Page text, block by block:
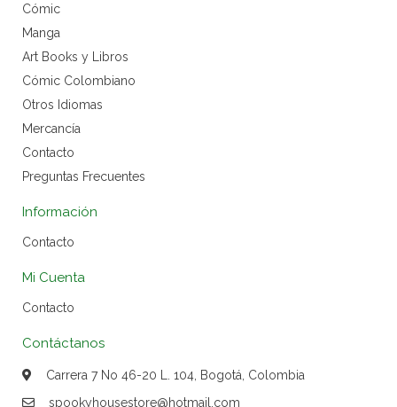
Cómic
Manga
Art Books y Libros
Cómic Colombiano
Otros Idiomas
Mercancía
Contacto
Preguntas Frecuentes
Información
Contacto
Mi Cuenta
Contacto
Contáctanos
Carrera 7 No 46-20 L. 104, Bogotá, Colombia
spookyhousestore@hotmail.com